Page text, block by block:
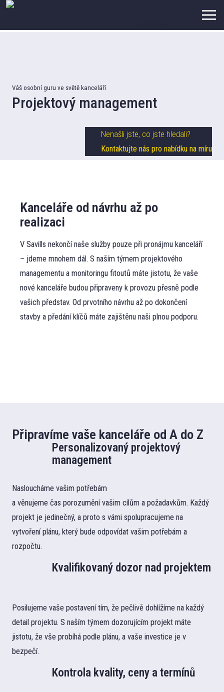
Váš osobní guru ve světě kanceláří
Projektový management​
Nenašli jste, co jste hledali?
Kontaktujte nás pro nabídku na míru
Kanceláře od návrhu až po
realizaci
V Savills nekončí naše služby pouze při pronájmu kanceláří
– jdeme mnohem dál. S naším týmem projektového
managementu a monitoringu fitoutů máte jistotu, že vaše
nové kanceláře budou připraveny k provozu přesně podle
vašich představ. Od prvotního návrhu až po dokončení
stavby a předání klíčů máte zajištěnu naši plnou podporu.
Připravíme vaše kanceláře od A do Z
Personalizovaný projektový
management
Nasloucháme vašim potřebám
a věnujeme čas porozumění vašim cílům a požadavkům. Každý
projekt je jedinečný, a proto s vámi spolupracujeme na
vytvoření plánu, který bude odpovídat vašim potřebám a
rozpočtu.
Kvalifikovaný dozor nad projektem
Posilujeme vaše postavení tím, že pečlivě dohlížíme na každý
detail projektu. S naším týmem dozorujícím projekt máte
jistotu, že vše probíhá podle plánu, a vaše investice je v
bezpečí.
Kontrola kvality, ceny a termínů